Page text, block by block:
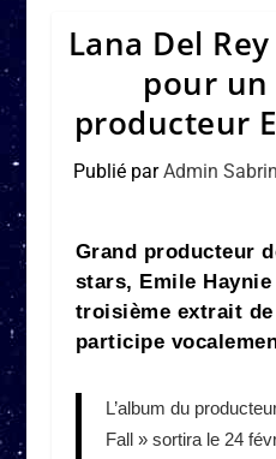
Lana Del
pour
producteur
Publié parAdmin
Grand producteur
stars, Emile
troisième extrait
participe
L’album du
Fall » sortira le 24